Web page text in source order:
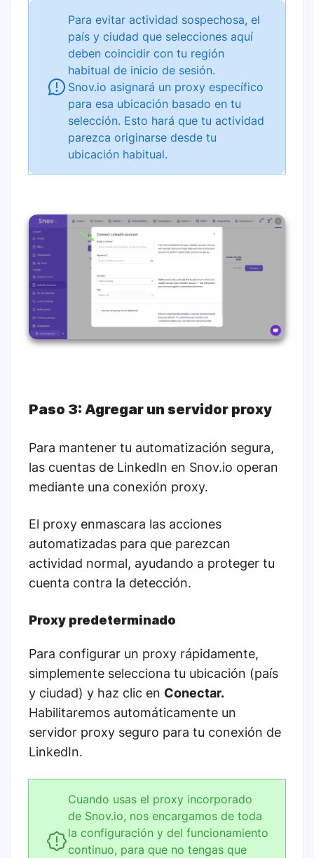
Para evitar actividad sospechosa, el
país y ciudad que selecciones aquí
deben coincidir con tu región
habitual de inicio de sesión.
Snov.io asignará un proxy específico
para esa ubicación basado en tu
selección. Esto hará que tu actividad
parezca originarse desde tu
ubicación habitual.
Paso 3: Agregar un servidor proxy
Para mantener tu automatización segura,
las cuentas de LinkedIn en Snov.io operan
mediante una conexión proxy.
El proxy enmascara las acciones
automatizadas para que parezcan
actividad normal, ayudando a proteger tu
cuenta contra la detección.
Proxy predeterminado
Para configurar un proxy rápidamente,
simplemente selecciona tu ubicación (país
y ciudad) y haz clic en Conectar.
Habilitaremos automáticamente un
servidor proxy seguro para tu conexión de
LinkedIn.
Cuando usas el proxy incorporado
de Snov.io, nos encargamos de toda
la configuración y del funcionamiento
continuo, para que no tengas que